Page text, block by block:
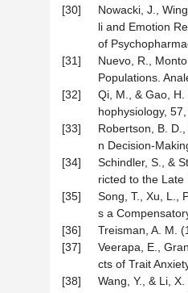
[30]
Nowacki, J.,
li and Emotion
of
[31]
Nuevo, R.,
Populations.
[32]
Qi, M., & Gao,
hophysiology,
[33]
Robertson, B.
n Decision-
[34]
Schindler, S., &
ricted to the Late
[35]
Song, T., Xu, L.,
s a
[36]
Treisman, A. M.
[37]
Veerapa, E.,
cts of Trait
[38]
Wang, Y., & Li,